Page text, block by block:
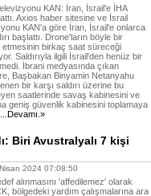
KAN: İran, İsrail'e İHA
Axios haber sitesine ve İsrail
KAN'a göre İran, İsrail'e onlarca
başlattı. Drone'ların böyle bir
birkaç saat süreceği
Saldırıyla ilgili İsrail'den henüz bir
İbrani medyasında çıkan
Başbakan Binyamin Netanyahu
bir karşı saldırı üzerine bu
saatlerinde savaş kabinesini ve
geniş güvenlik kabinesini toplamaya
...Devamı.»
Biri Avustralyalı 7 kişi
2024 07:08:50
alınmasını 'affedilemez' olarak
bölgedeki yardım çalışmalarına ara